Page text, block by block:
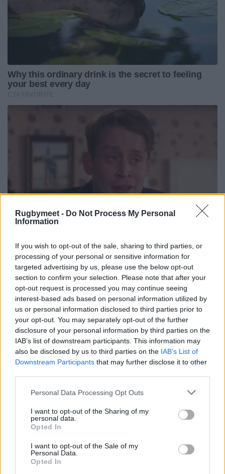
Rugbymeet - Do Not Process My Personal
Information
If you wish to opt-out of the sale, sharing to third parties, or
processing of your personal or sensitive information for
targeted advertising by us, please use the below opt-out
section to confirm your selection. Please note that after your
opt-out request is processed you may continue seeing
interest-based ads based on personal information utilized by
us or personal information disclosed to third parties prior to
your opt-out. You may separately opt-out of the further
disclosure of your personal information by third parties on the
IAB’s list of downstream participants. This information may
also be disclosed by us to third parties on the IAB’s List of
Downstream Participants that may further disclose it to other
Personal Data Processing Opt Outs
I want to opt-out of the Sharing of my
personal data.
Opted In
I want to opt-out of the Sale of my
Personal Data.
Opted In